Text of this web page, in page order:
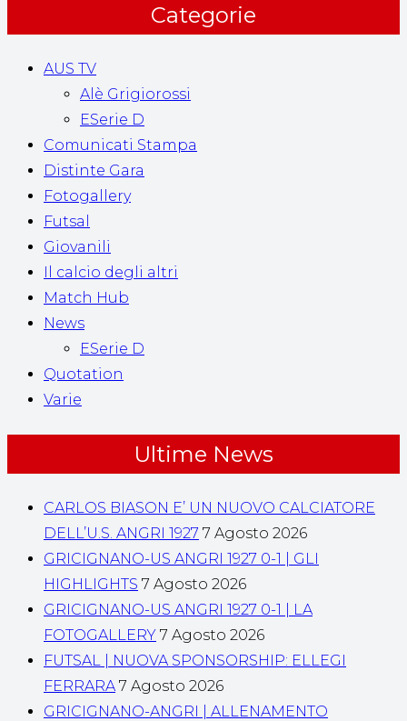
Categorie
AUS TV
Alè Grigiorossi
ESerie D
Comunicati Stampa
Distinte Gara
Fotogallery
Futsal
Giovanili
Il calcio degli altri
Match Hub
News
ESerie D
Quotation
Varie
Ultime News
CARLOS BIASON E’ UN NUOVO CALCIATORE
DELL’U.S. ANGRI 1927 7 Agosto 2026
GRICIGNANO-US ANGRI 1927 0-1 | GLI
HIGHLIGHTS 7 Agosto 2026
GRICIGNANO-US ANGRI 1927 0-1 | LA
FOTOGALLERY 7 Agosto 2026
FUTSAL | NUOVA SPONSORSHIP: ELLEGI
FERRARA 7 Agosto 2026
GRICIGNANO-ANGRI | ALLENAMENTO